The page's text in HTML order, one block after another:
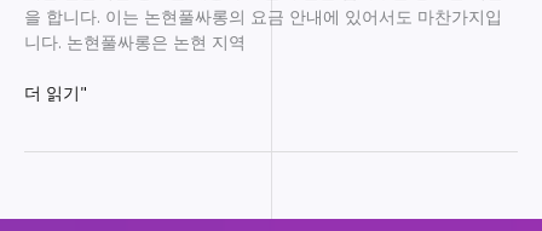
을 합니다. 이는 논현풀싸롱의 요금 안내에 있어서도 마찬가지입
니다. 논현풀싸롱은 논현 지역
논
요
더 읽기"